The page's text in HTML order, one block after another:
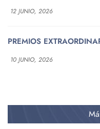
12 JUNIO, 2026
PREMIOS
10 JUNIO, 2026